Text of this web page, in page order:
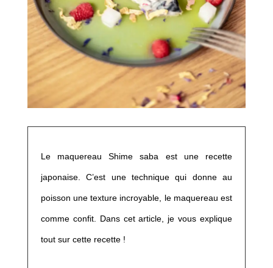
Le maquereau Shime saba est une recette
japonaise. C’est une technique qui donne au
poisson une texture incroyable, le maquereau est
comme confit. Dans cet article, je vous explique
tout sur cette recette !